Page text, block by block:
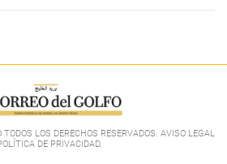
LOS DERECHOS RESERVADOS. AVISO LEGAL
DE PRIVACIDAD.